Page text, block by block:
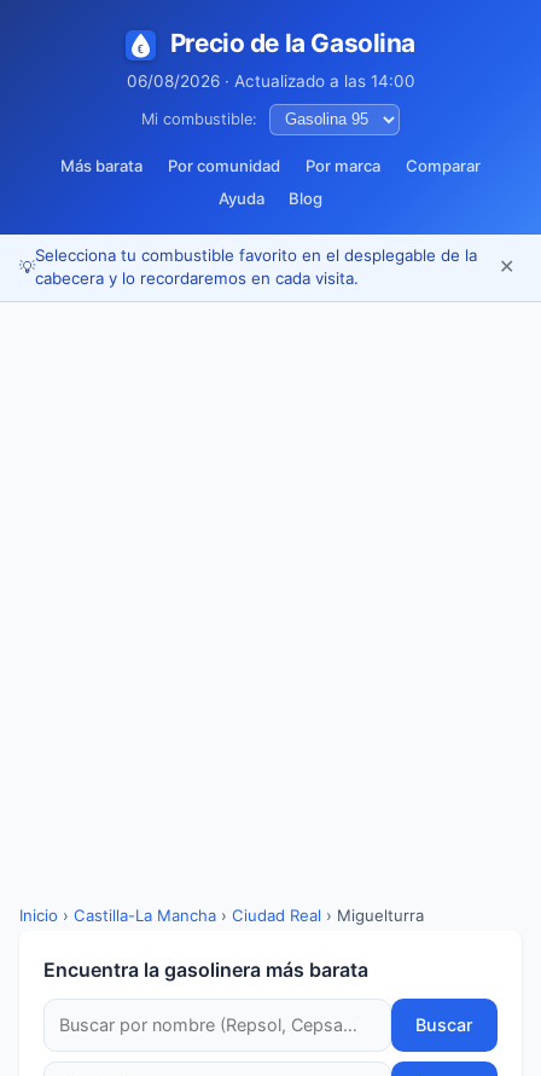
Precio de la Gasolina
06/08/2026 · Actualizado a las 14:00
Mi combustible:
Más barata Por comunidad Por marca
Comparar
Ayuda
Blog
💡
Selecciona tu combustible favorito en el desplegable de la
cabecera y lo recordaremos en cada visita.
✕
Inicio › Castilla-La Mancha › Ciudad Real › Miguelturra
Encuentra la gasolinera más barata
Buscar